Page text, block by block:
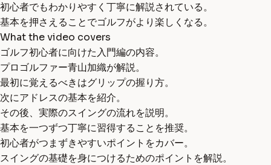
初心者でもわかりやすく丁寧に解説されている。
基本を押さえることでゴルフがより楽しくなる。
What the video covers
ゴルフ初心者に向けた入門編の内容。
プロゴルファー青山加織が解説。
最初に覚えるべきはグリップの握り方。
次にアドレスの基本を紹介。
その後、実際のスイングの流れを説明。
基本を一つずつ丁寧に習得することを推奨。
初心者がつまずきやすいポイントをカバー。
スイングの基礎を身につけるためのポイントを解説。